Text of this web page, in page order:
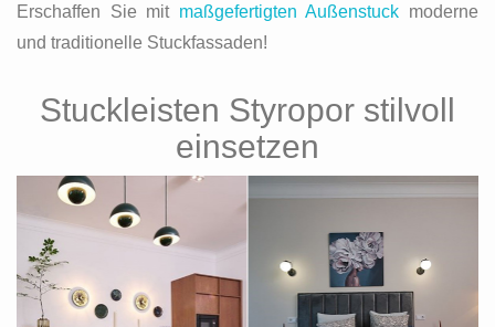
Erschaffen Sie mit maßgefertigten Außenstuck moderne
und traditionelle Stuckfassaden!
Stuckleisten Styropor stilvoll
einsetzen